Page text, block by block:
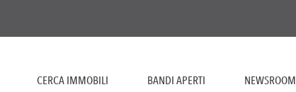
CERCA IMMOBILI BANDI APERTI NEWSROOM